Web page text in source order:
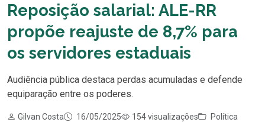
Reposição salarial: ALE-RR
propõe reajuste de 8,7% para
os servidores estaduais
Audiência pública destaca perdas acumuladas e defende
equiparação entre os poderes.
Gilvan Costa 16/05/2025 154 visualizações Política